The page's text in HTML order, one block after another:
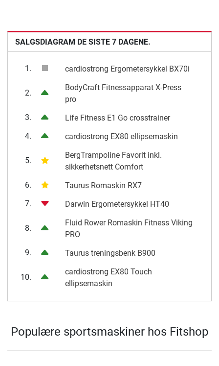
SALGSDIAGRAM DE SISTE 7 DAGENE.
1. cardiostrong Ergometersykkel BX70i
2.
BodyCraft Fitnessapparat X-Press
pro
3.
Life Fitness E1 Go crosstrainer
4.
cardiostrong EX80 ellipsemaskin
5.
BergTrampoline Favorit inkl.
sikkerhetsnett Comfort
6.
Taurus Romaskin RX7
7.
Darwin Ergometersykkel HT40
8.
Fluid Rower Romaskin Fitness Viking
PRO
9.
Taurus treningsbenk B900
10.
cardiostrong EX80 Touch
ellipsemaskin
Populære sportsmaskiner hos Fitshop